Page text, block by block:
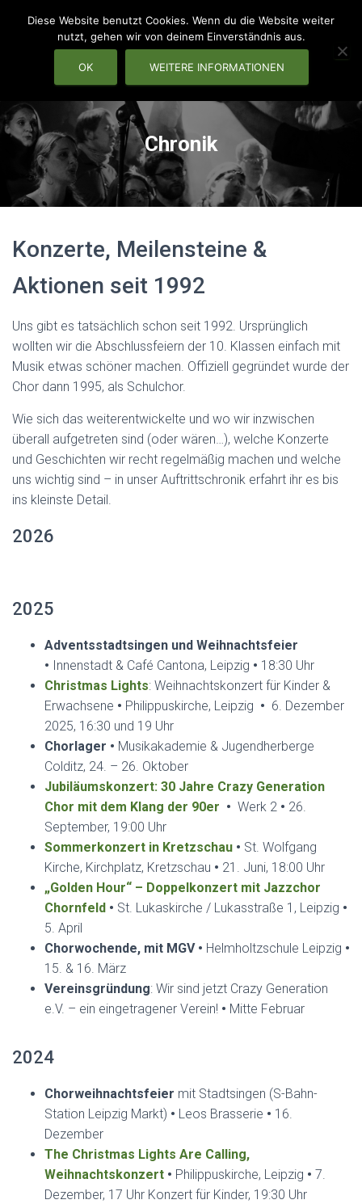
Chronik
Konzerte, Meilensteine &
Aktionen seit 1992
Uns gibt es tatsächlich schon seit 1992. Ursprünglich
wollten wir die Abschlussfeiern der 10. Klassen einfach mit
Musik etwas schöner machen. Offiziell gegründet wurde der
Chor dann 1995, als Schulchor.
Wie sich das weiterentwickelte und wo wir inzwischen
überall aufgetreten sind (oder wären…), welche Konzerte
und Geschichten wir recht regelmäßig machen und welche
uns wichtig sind – in unser Auftrittschronik erfahrt ihr es bis
ins kleinste Detail.
2026
2025
Adventsstadtsingen und Weihnachtsfeier
• Innenstadt & Café Cantona, Leipzig • 18:30 Uhr
Christmas Lights: Weihnachtskonzert für Kinder &
Erwachsene • Philippuskirche, Leipzig • 6. Dezember
2025, 16:30 und 19 Uhr
Chorlager • Musikakademie & Jugendherberge
Colditz, 24. – 26. Oktober
Jubiläumskonzert: 30 Jahre Crazy Generation
Chor mit dem Klang der 90er • Werk 2 • 26.
September, 19:00 Uhr
Sommerkonzert in Kretzschau • St. Wolfgang
Kirche, Kirchplatz, Kretzschau • 21. Juni, 18:00 Uhr
„Golden Hour“ – Doppelkonzert mit Jazzchor
Chornfeld • St. Lukaskirche / Lukasstraße 1, Leipzig •
5. April
Chorwochende, mit MGV • Helmholtzschule Leipzig •
15. & 16. März
Vereinsgründung: Wir sind jetzt Crazy Generation
e.V. – ein eingetragener Verein! • Mitte Februar
2024
Chorweihnachtsfeier mit Stadtsingen (S-Bahn-
Station Leipzig Markt) • Leos Brasserie • 16.
Dezember
The Christmas Lights Are Calling,
Weihnachtskonzert • Philippuskirche, Leipzig • 7.
Dezember, 17 Uhr Konzert für Kinder, 19:30 Uhr
Diese Website benutzt Cookies. Wenn du die Website weiter
nutzt, gehen wir von deinem Einverständnis aus.
OK WEITERE INFORMATIONEN